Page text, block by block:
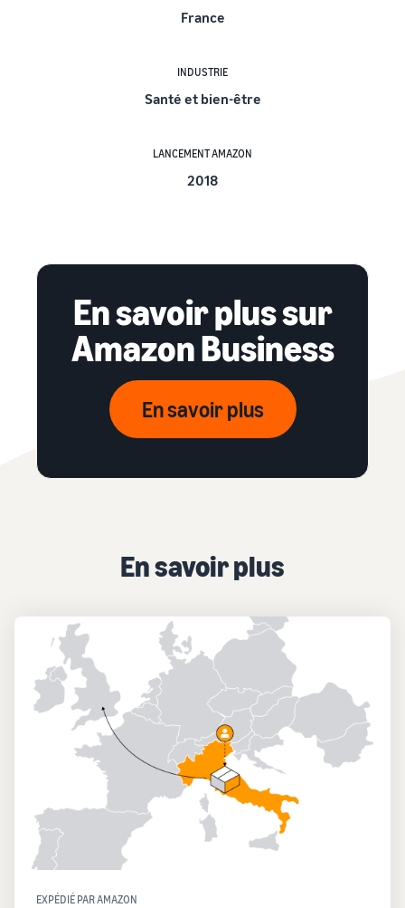
France
INDUSTRIE
Santé et bien-être
LANCEMENT AMAZON
2018
En savoir plus sur
Amazon Business
En savoir plus
En savoir plus
EXPÉDIÉ PAR AMAZON